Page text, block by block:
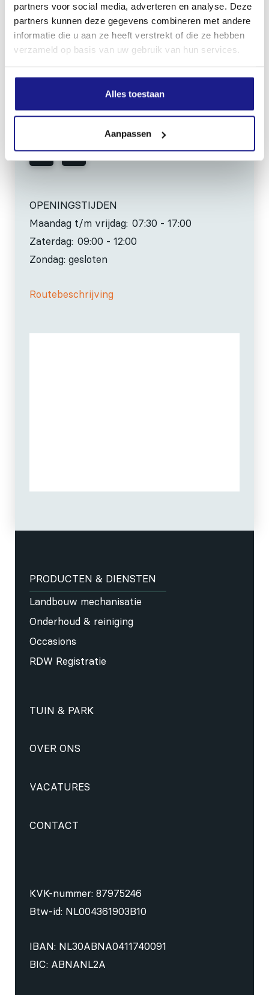
partners voor social media, adverteren en analyse. Deze
partners kunnen deze gegevens combineren met andere
informatie die u aan ze heeft verstrekt of die ze hebben
verzameld op basis van uw gebruik van hun services.
Alles toestaan
Aanpassen
MECHANISATIE FRANEKER
Kiehoek 26
8801 RD Franeker
0517-396800
info@mechanisatiefraneker.nl
Bij storing:06-83139573
OPENINGSTIJDEN
Maandag t/m vrijdag: 07:30 - 17:00
Zaterdag: 09:00 - 12:00
Zondag: gesloten
Routebeschrijving
PRODUCTEN & DIENSTEN
Landbouw mechanisatie
Onderhoud & reiniging
Occasions
RDW Registratie
TUIN & PARK
OVER ONS
VACATURES
CONTACT
KVK-nummer: 87975246
Btw-id: NL004361903B10
IBAN: NL30ABNA0411740091
BIC: ABNANL2A